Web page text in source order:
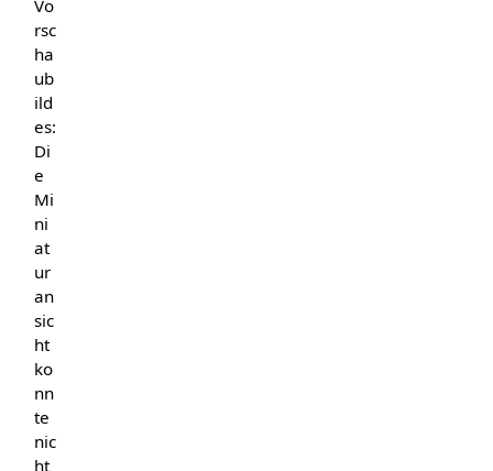
Vo
rsc
ha
ub
ild
es:
Di
e
Mi
ni
at
ur
an
sic
ht
ko
nn
te
nic
ht